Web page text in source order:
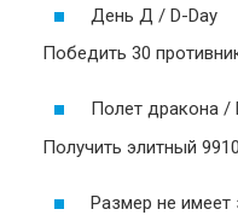
День Д / D-Day
Победить 30
Полет дракона /
Получить элитный 9910
Размер не имеет